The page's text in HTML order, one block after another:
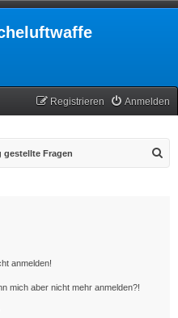
Anmelden
Registrieren
gestellte Fragen
anmelden!
mich aber nicht mehr anmelden?!